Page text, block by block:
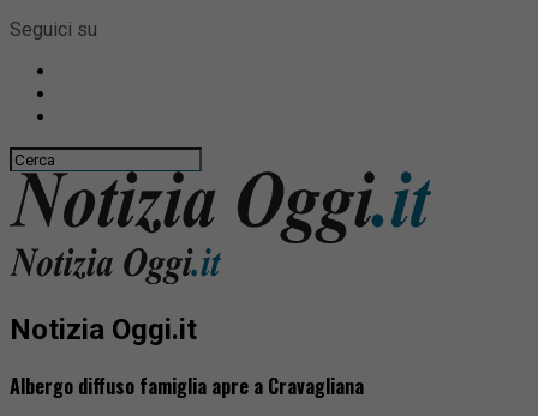
Seguici su
Notizia Oggi.it
Albergo diffuso famiglia apre a Cravagliana